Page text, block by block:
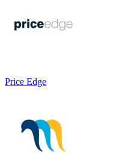
Price Edge